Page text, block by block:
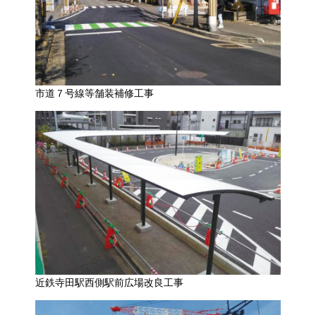
市道７号線等舗装補修工事
近鉄寺田駅西側駅前広場改良工事